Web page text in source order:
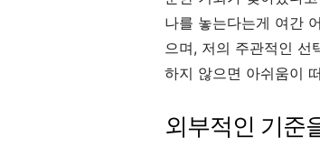
나를 놓는다는게 여간
으며, 저의 주관적인 선
하지 않으면 아쉬움이
외부적인 기준